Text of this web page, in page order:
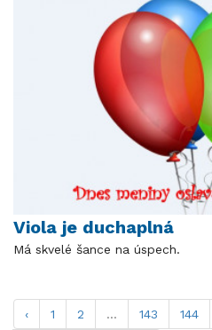
Viola je duchaplná
Má skvelé šance na úspech.
‹ 1 2 ... 143 144